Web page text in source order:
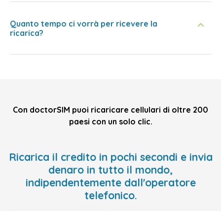
Quanto tempo ci vorrà per ricevere la
ricarica?
Con doctorSIM puoi ricaricare cellulari di oltre 200
paesi con un solo clic.
Ricarica il credito in pochi secondi e invia
denaro in tutto il mondo,
indipendentemente dall'operatore
telefonico.